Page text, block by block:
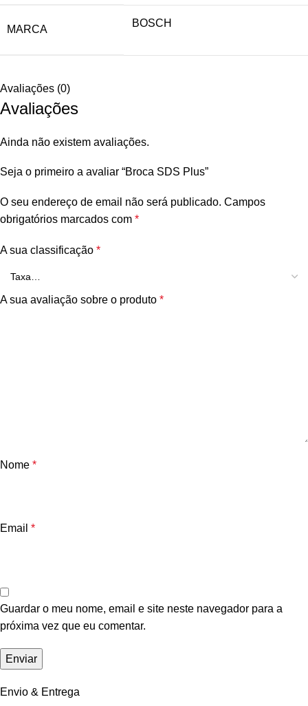
MARCA
BOSCH
Avaliações (0)
Avaliações
Ainda não existem avaliações.
Seja o primeiro a avaliar “Broca SDS Plus”
O seu endereço de email não será publicado. Campos
obrigatórios marcados com *
A sua classificação *
A sua avaliação sobre o produto *
Nome *
Email *
Guardar o meu nome, email e site neste navegador para a
próxima vez que eu comentar.
Envio & Entrega